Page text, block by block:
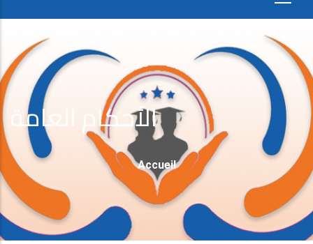
الأحكام العامة
Fil
D'Ariane
Accueil